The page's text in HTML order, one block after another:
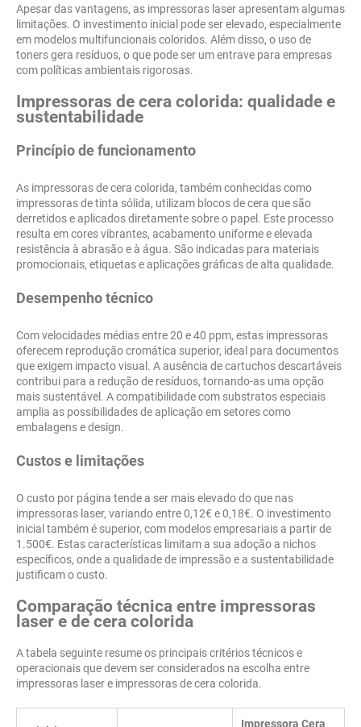
Apesar das vantagens, as impressoras laser apresentam algumas
limitações. O investimento inicial pode ser elevado, especialmente
em modelos multifuncionais coloridos. Além disso, o uso de
toners gera resíduos, o que pode ser um entrave para empresas
com políticas ambientais rigorosas.
Impressoras de cera colorida: qualidade e
sustentabilidade
Princípio de funcionamento
As impressoras de cera colorida, também conhecidas como
impressoras de tinta sólida, utilizam blocos de cera que são
derretidos e aplicados diretamente sobre o papel. Este processo
resulta em cores vibrantes, acabamento uniforme e elevada
resistência à abrasão e à água. São indicadas para materiais
promocionais, etiquetas e aplicações gráficas de alta qualidade.
Desempenho técnico
Com velocidades médias entre 20 e 40 ppm, estas impressoras
oferecem reprodução cromática superior, ideal para documentos
que exigem impacto visual. A ausência de cartuchos descartáveis
contribui para a redução de resíduos, tornando-as uma opção
mais sustentável. A compatibilidade com substratos especiais
amplia as possibilidades de aplicação em setores como
embalagens e design.
Custos e limitações
O custo por página tende a ser mais elevado do que nas
impressoras laser, variando entre 0,12€ e 0,18€. O investimento
inicial também é superior, com modelos empresariais a partir de
1.500€. Estas características limitam a sua adoção a nichos
específicos, onde a qualidade de impressão e a sustentabilidade
justificam o custo.
Comparação técnica entre impressoras
laser e de cera colorida
A tabela seguinte resume os principais critérios técnicos e
operacionais que devem ser considerados na escolha entre
impressoras laser e impressoras de cera colorida.
Impressora Cera